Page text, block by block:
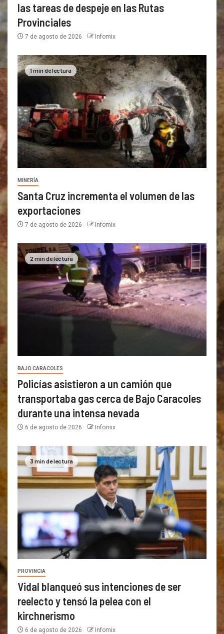
las tareas de despeje en las Rutas
Provinciales
7 de agosto de 2026 Infomix
1 min de lectura
MINERÍA
Santa Cruz incrementa el volumen de las
exportaciones
7 de agosto de 2026 Infomix
2 min de lectura
BAJO CARACOLES
Policías asistieron a un camión que
transportaba gas cerca de Bajo Caracoles
durante una intensa nevada
6 de agosto de 2026 Infomix
3 min de lectura
PROVINCIA
Vidal blanqueó sus intenciones de ser
reelecto y tensó la pelea con el
kirchnerismo
6 de agosto de 2026 Infomix